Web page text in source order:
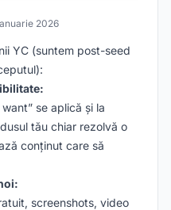
2026
YC (suntem post-seed
se aplică și la
tău chiar rezolvă o
conținut care să
screenshots, video